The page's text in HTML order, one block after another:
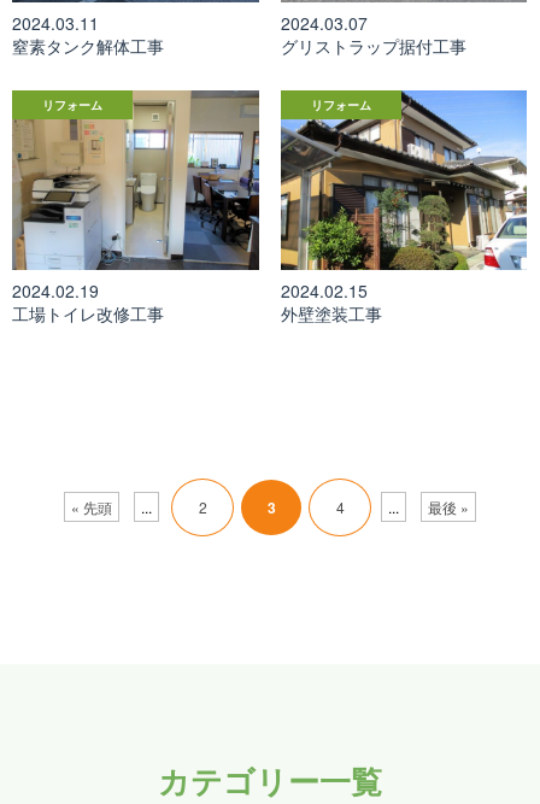
2024.03.11
窒素タンク解体工事
2024.03.07
グリストラップ据付工事
リフォーム
2024.02.19
工場トイレ改修工事
リフォーム
2024.02.15
外壁塗装工事
« 先頭 ... 2 3 4 ... 最後 »
カテゴリー一覧